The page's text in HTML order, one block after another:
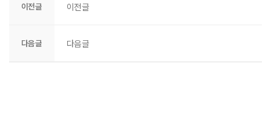
이전글 이전글
다음글 다음글